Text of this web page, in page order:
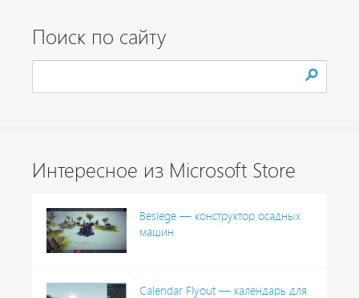
Поиск по сайту
Интересное из Microsoft Store
Besiege — конструктор осадных
машин
Calendar Flyout — календарь для